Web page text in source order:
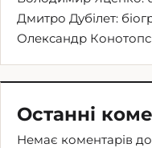
Дмитро Дубілет:
Олександр
Останні
Немає коментарів